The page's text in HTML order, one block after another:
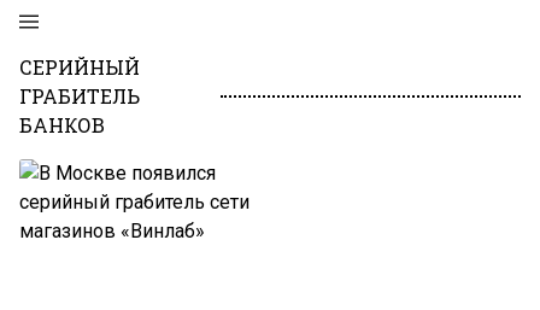
СЕРИЙНЫЙ
ГРАБИТЕЛЬ
БАНКОВ